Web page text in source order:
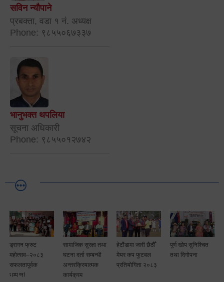
सविन न्यौपाने
प्रबक्ता, वडा १ नं. अध्यक्ष
Phone: ९८५५०६७३३७
भानुभक्त थपलिया
सूचना अधिकारी
Phone: ९८५५०१२७४२
ड्रागन फ्रुट
महोत्सव–२०८३
सफलतापूर्वक
सम्पन्न!
सामाजिक सुरक्षा तथा
घटना दर्ता सम्बन्धी
अन्तरक्रियात्मक
कार्यक्रम
हेटौंडामा जारी छैठौँ
मेयर कप फुटबल
प्रतियोगिता २०८३
पूर्ण खोप सुनिश्चित
तथा दिगोपना